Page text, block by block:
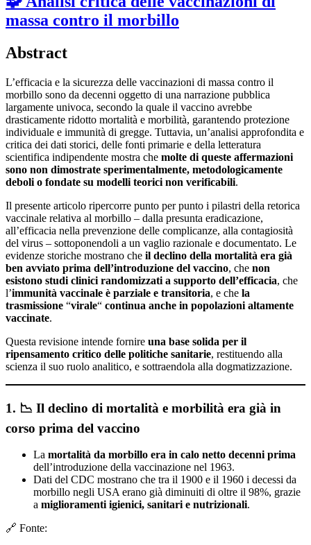
massa contro il morbillo
Abstract
L’efficacia e la sicurezza delle vaccinazioni di massa contro il
morbillo sono da decenni oggetto di una narrazione pubblica
largamente univoca, secondo la quale il vaccino avrebbe
drasticamente ridotto mortalità e morbilità, garantendo protezione
individuale e immunità di gregge. Tuttavia, un’analisi approfondita e
critica dei dati storici, delle fonti primarie e della letteratura
scientifica indipendente mostra che molte di queste affermazioni
sono non dimostrate sperimentalmente, metodologicamente
deboli o fondate su modelli teorici non verificabili.
Il presente articolo ripercorre punto per punto i pilastri della retorica
vaccinale relativa al morbillo – dalla presunta eradicazione,
all’efficacia nella prevenzione delle complicanze, alla contagiosità
del virus – sottoponendoli a un vaglio razionale e documentato. Le
evidenze storiche mostrano che il declino della mortalità era già
ben avviato prima dell’introduzione del vaccino, che non
esistono studi clinici randomizzati a supporto dell’efficacia, che
l’immunità vaccinale è parziale e transitoria, e che la
trasmissione “virale“ continua anche in popolazioni altamente
vaccinate.
Questa revisione intende fornire una base solida per il
ripensamento critico delle politiche sanitarie, restituendo alla
scienza il suo ruolo analitico, e sottraendola alla dogmatizzazione.
1. 📉 Il declino di mortalità e morbilità era già in
corso prima del vaccino
La mortalità da morbillo era in calo netto decenni prima
dell’introduzione della vaccinazione nel 1963.
Dati del CDC mostrano che tra il 1900 e il 1960 i decessi da
morbillo negli USA erano già diminuiti di oltre il 98%, grazie
a miglioramenti igienici, sanitari e nutrizionali.
🔗 Fonte: